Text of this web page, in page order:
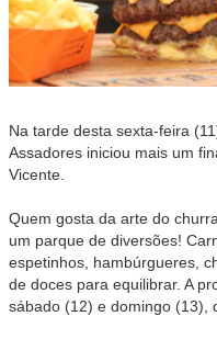
Na tarde desta sexta-feira
Assadores iniciou mais um
Vicente.
Quem gosta da arte do
um parque de diversões!
espetinhos, hambúrgueres,
de doces para equilibrar. A
sábado (12) e domingo (13),